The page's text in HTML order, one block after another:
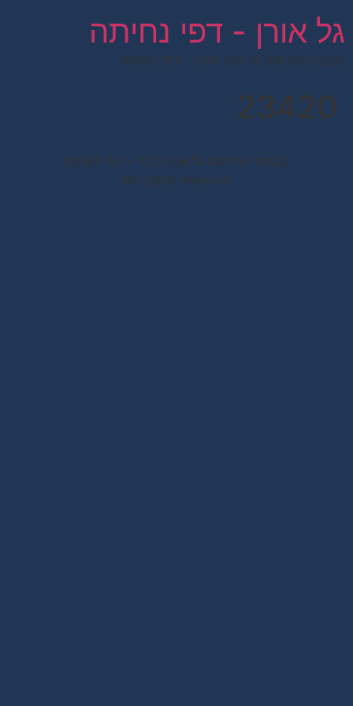
גל אורן - דפי נחיתה
קבוצת הפרסום גל אורן לרנר – דפי לקוחות
23420
קבוצת הפרסום גל אורן לרנר – דפי לקוחות
All rights reserved